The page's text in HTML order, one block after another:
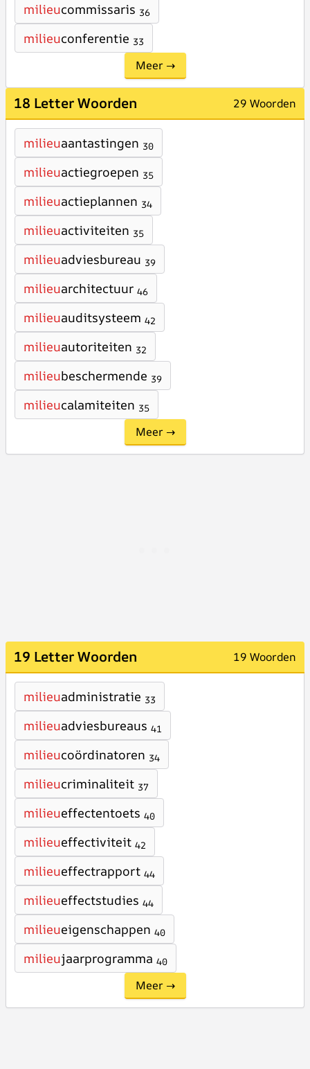
milieucommissaris 36
milieuconferentie 33
Meer →
18 Letter Woorden 29 Woorden
milieuaantastingen 30
milieuactiegroepen 35
milieuactieplannen 34
milieuactiviteiten 35
milieuadviesbureau 39
milieuarchitectuur 46
milieuauditsysteem 42
milieuautoriteiten 32
milieubeschermende 39
milieucalamiteiten 35
Meer →
19 Letter Woorden 19 Woorden
milieuadministratie 33
milieuadviesbureaus 41
milieucoördinatoren 34
milieucriminaliteit 37
milieueffectentoets 40
milieueffectiviteit 42
milieueffectrapport 44
milieueffectstudies 44
milieueigenschappen 40
milieujaarprogramma 40
Meer →